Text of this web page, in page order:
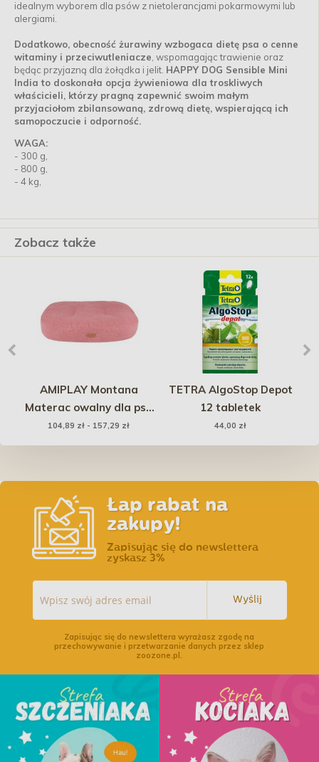
idealnym wyborem dla psów z nietolerancjami pokarmowymi lub
alergiami.
Dodatkowo, obecność żurawiny wzbogaca dietę psa o cenne
witaminy i przeciwutleniacze , wspomagając trawienie oraz
będąc przyjazną dla żołądka i jelit. HAPPY DOG Sensible Mini
India to doskonała opcja żywieniowa dla troskliwych
właścicieli, którzy pragną zapewnić swoim małym
przyjaciołom zbilansowaną, zdrową dietę, wspierającą ich
samopoczucie i odporność.
WAGA:
- 300 g,
- 800 g,
- 4 kg,
Zobacz także
AMIPLAY Montana
Materac owalny dla psa
- Różowy
104,89 zł - 157,29 zł
TETRA AlgoStop Depot
12 tabletek
44,00 zł
Łap rabat na
zakupy!
Zapisując się do newslettera
zyskasz 3%
Wyślij
Zapisując się do newslettera wyrażasz zgodę na
przechowywanie i przetwarzanie danych przez sklep
zoozone.pl.